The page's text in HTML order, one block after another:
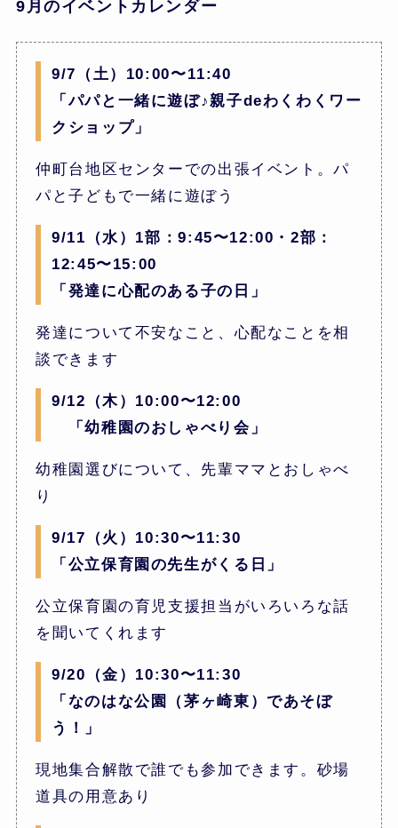
9月のイベントカレンダー
9/7（土）10:00〜11:40
「パパと一緒に遊ぼ♪親子deわくわくワー
クショップ」
仲町台地区センターでの出張イベント。パ
パと子どもで一緒に遊ぼう
9/11（水）1部：9:45〜12:00・2部：
12:45〜15:00
「発達に心配のある子の日」
発達について不安なこと、心配なことを相
談できます
9/12（木）10:00〜12:00
「幼稚園のおしゃべり会」
幼稚園選びについて、先輩ママとおしゃべ
り
9/17（火）10:30〜11:30
「公立保育園の先生がくる日」
公立保育園の育児支援担当がいろいろな話
を聞いてくれます
9/20（金）10:30〜11:30
「なのはな公園（茅ヶ崎東）であそぼ
う！」
現地集合解散で誰でも参加できます。砂場
道具の用意あり